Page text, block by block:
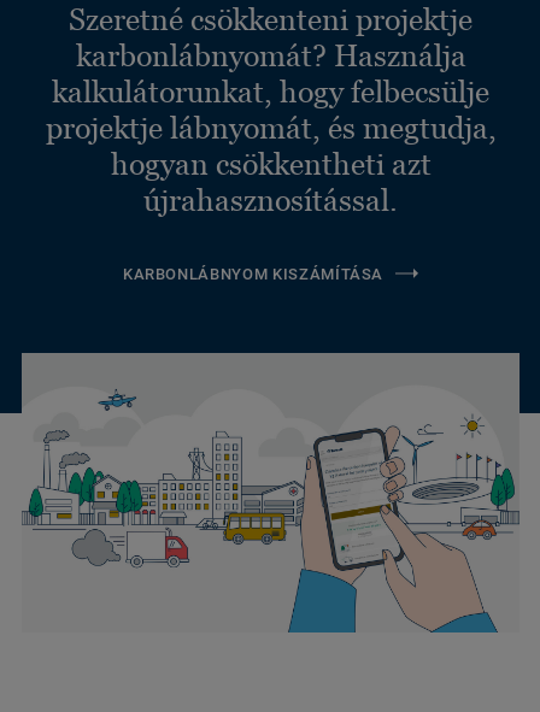
Szeretné csökkenteni projektje
karbonlábnyomát? Használja
kalkulátorunkat, hogy felbecsülje
projektje lábnyomát, és megtudja,
hogyan csökkentheti azt
újrahasznosítással.
KARBONLÁBNYOM KISZÁMÍTÁSA